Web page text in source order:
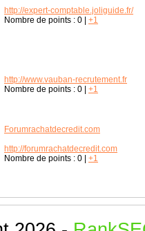
http://expert-comptable.joliguide.fr/
Nombre de points : 0 +1
http://www.vauban-recrutement.fr
Nombre de points : 0 +1
Forumrachatdecredit.com
http://forumrachatdecredit.com
Nombre de points : 0 +1